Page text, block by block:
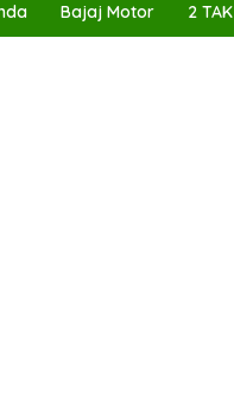
Bajaj Motor 2 TAK